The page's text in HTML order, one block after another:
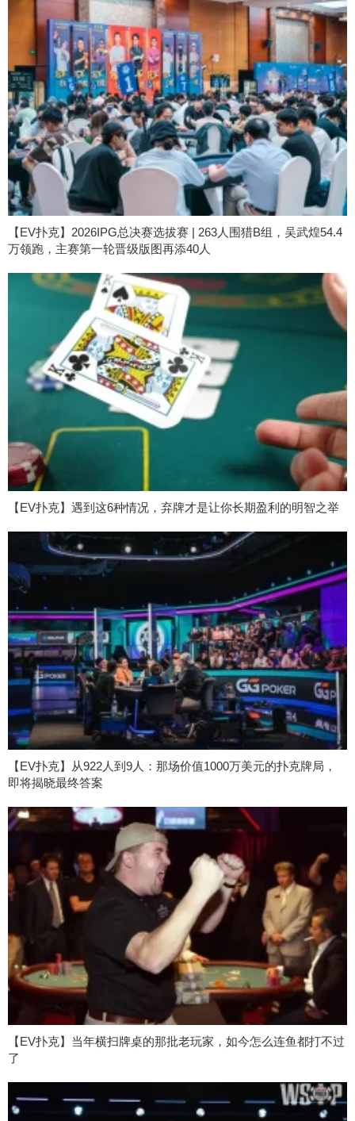
【EV扑克】2026IPG总决赛选拔赛 | 263人围猎B组，吴武煌54.4
万领跑，主赛第一轮晋级版图再添40人
【EV扑克】遇到这6种情况，弃牌才是让你长期盈利的明智之举
【EV扑克】从922人到9人：那场价值1000万美元的扑克牌局，
即将揭晓最终答案
【EV扑克】当年横扫牌桌的那批老玩家，如今怎么连鱼都打不过
了